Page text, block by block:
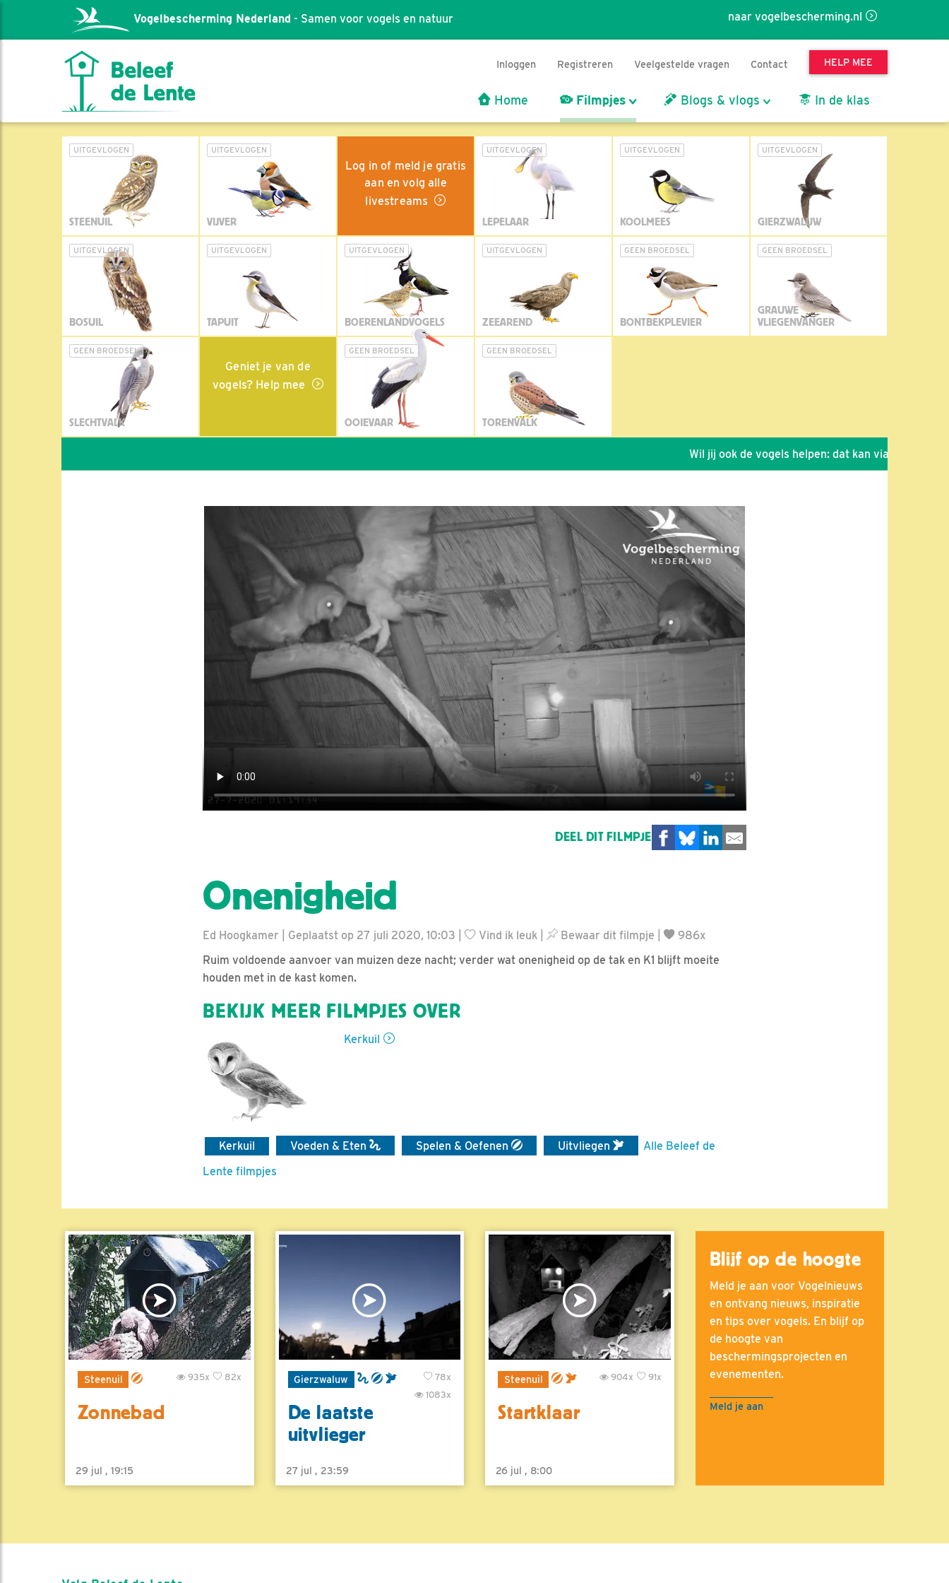
naar vogelbescherming.nl
Vogelbescherming Nederland - Samen voor vogels en natuur
Inloggen Registreren Veelgestelde vragen Contact HELP MEE
Home Filmpjes Blogs & vlogs In de klas
UITGEVLOGEN
STEENUIL
UITGEVLOGEN
VIJVER
Log in of meld je gratis
aan en volg alle
livestreams
UITGEVLOGEN
LEPELAAR
UITGEVLOGEN
KOOLMEES
UITGEVLOGEN
GIERZWALUW
UITGEVLOGEN
BOSUIL
UITGEVLOGEN
TAPUIT
UITGEVLOGEN
BOERENLANDVOGELS
UITGEVLOGEN
ZEEAREND
GEEN BROEDSEL
BONTBEKPLEVIER
GEEN BROEDSEL
GRAUWE
VLIEGENVANGER
GEEN BROEDSEL
SLECHTVALK
Geniet je van de
vogels? Help mee
GEEN BROEDSEL
OOIEVAAR
GEEN BROEDSEL
TORENVALK
Wil jij ook de vogels helpen: dat kan via de link!
DEEL DIT FILMPJE
Onenigheid
Ed Hoogkamer | Geplaatst op 27 juli 2020, 10:03 | Vind ik leuk Bewaar dit filmpje
986x
Ruim voldoende aanvoer van muizen deze nacht; verder wat onenigheid op de tak en K1 blijft moeite
houden met in de kast komen.
BEKIJK MEER FILMPJES OVER
Kerkuil
Kerkuil Voeden & Eten Spelen & Oefenen Uitvliegen
Alle Beleef de
Lente filmpjes
Steenuil 82x
935x
Zonnebad
29 jul , 19:15
Gierzwaluw
78x
1083x
De laatste
uitvlieger
27 jul , 23:59
Steenuil 91x
904x
Startklaar
26 jul , 8:00
Blijf op de hoogte
Meld je aan voor Vogelnieuws
en ontvang nieuws, inspiratie
en tips over vogels. En blijf op
de hoogte van
beschermingsprojecten en
evenementen.
Meld je aan